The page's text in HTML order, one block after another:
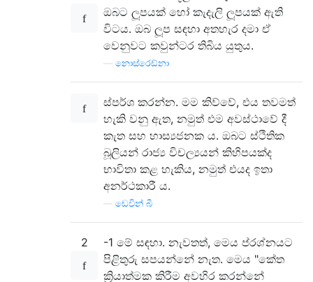
ඔබට ලූපයක් හෝ කැදැලි ලූපයක් ඇති
විටය. ඔබ ලූප සඳහා අතහැර දමා ඒ
වෙනුවට කවුන්ටර තිබිය යුතුය.
නොස්රෙඩ්නා
ස්පර්ශ කරන්න. මම කිව්වේ, එය තවමත්
හැකි වනු ඇත, නමුත් එම අවස්ථාවේ දී
කැත සහ හාස්‍යජනක ය. ඔබට ස්ථිතික
බූලියන් රාජ්‍ය විචල්‍යයන් කිහිපයක්ද
භාවිතා කළ හැකිය, නමුත් එයද ඉතා
අනර්ථකාරී ය.
ඩෙවින් බී
2
-1 මේ සඳහා. නැවතත්, මෙය ප්රශ්නයට
පිළිතුරු සපයන්නේ නැත. මෙය "කේත
ක්‍රියාත්මක කිරීම අවහිර කරන්නේ